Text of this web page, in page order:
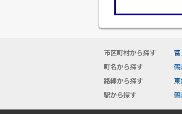
市区町村から探す
町名から探す
路線から探す
駅から探す